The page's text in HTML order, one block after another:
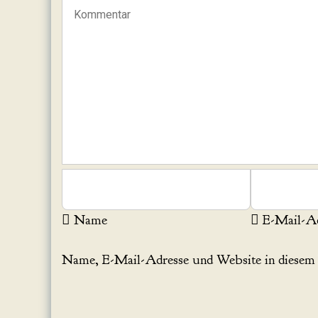
Name E-Mail-
Name, E-Mail-Adresse und Website in